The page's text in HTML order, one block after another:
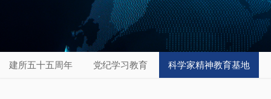
建所五十五周年 党纪学习教育 科学家精神教育基地